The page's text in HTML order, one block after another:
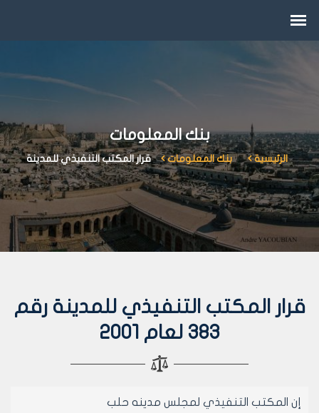
بنك المعلومات
الرئيسية بنك المعلومات قرار المكتب التنفيذي للمدينة
قرار المكتب التنفيذي للمدينة رقم
383 لعام 2001
إن المكتب التنفيذي لمجلس مدينه حلب